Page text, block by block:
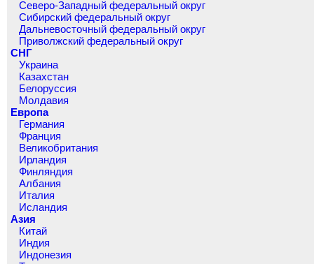
Северо-Западный федеральный округ
Сибирский федеральный округ
Дальневосточный федеральный округ
Приволжский федеральный округ
СНГ
Украина
Казахстан
Белоруссия
Молдавия
Европа
Германия
Франция
Великобритания
Ирландия
Финляндия
Албания
Италия
Исландия
Азия
Китай
Индия
Индонезия